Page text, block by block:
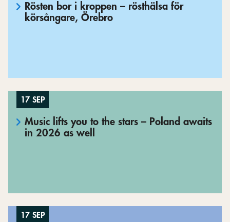
Rösten bor i kroppen – rösthälsa för
körsångare, Örebro
17 SEP
Music lifts you to the stars – Poland awaits
in 2026 as well
17 SEP